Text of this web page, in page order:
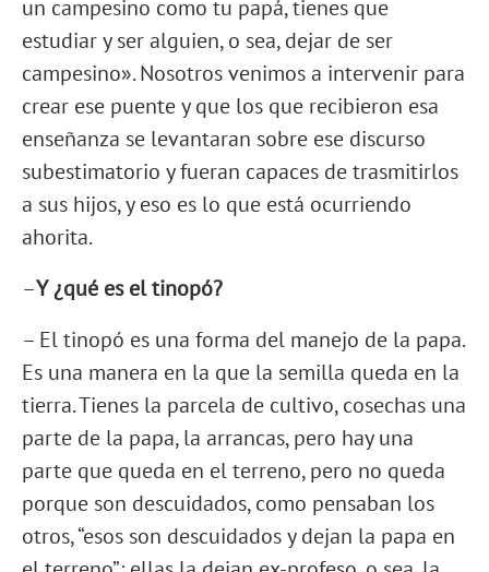
un campesino como tu papá, tienes que
estudiar y ser alguien, o sea, dejar de ser
campesino». Nosotros venimos a intervenir para
crear ese puente y que los que recibieron esa
enseñanza se levantaran sobre ese discurso
subestimatorio y fueran capaces de trasmitirlos
a sus hijos, y eso es lo que está ocurriendo
ahorita.
–Y ¿qué es el tinopó?
– El tinopó es una forma del manejo de la papa.
Es una manera en la que la semilla queda en la
tierra. Tienes la parcela de cultivo, cosechas una
parte de la papa, la arrancas, pero hay una
parte que queda en el terreno, pero no queda
porque son descuidados, como pensaban los
otros, “esos son descuidados y dejan la papa en